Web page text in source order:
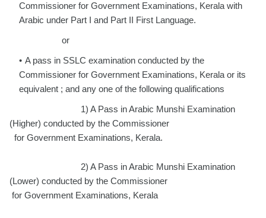
Commissioner for Government Examinations, Kerala with
Arabic under Part I and Part II First Language.
or
A pass in SSLC examination conducted by the
Commissioner for Government Examinations, Kerala or its
equivalent ; and any one of the following qualifications
1) A Pass in Arabic Munshi Examination
(Higher) conducted by the Commissioner
for Government Examinations, Kerala.
2) A Pass in Arabic Munshi Examination
(Lower) conducted by the Commissioner
for Government Examinations, Kerala